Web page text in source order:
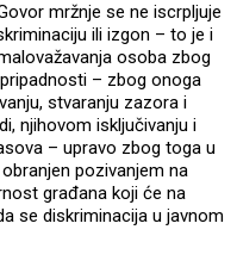
mržnje se ne iscrpljuje
ili izgon – to je i
osoba zbog
– zbog onoga
stvaranju zazora i
njihovom isključivanju i
– upravo zbog toga u
pozivanjem na
građana koji će na
se diskriminacija u javnom